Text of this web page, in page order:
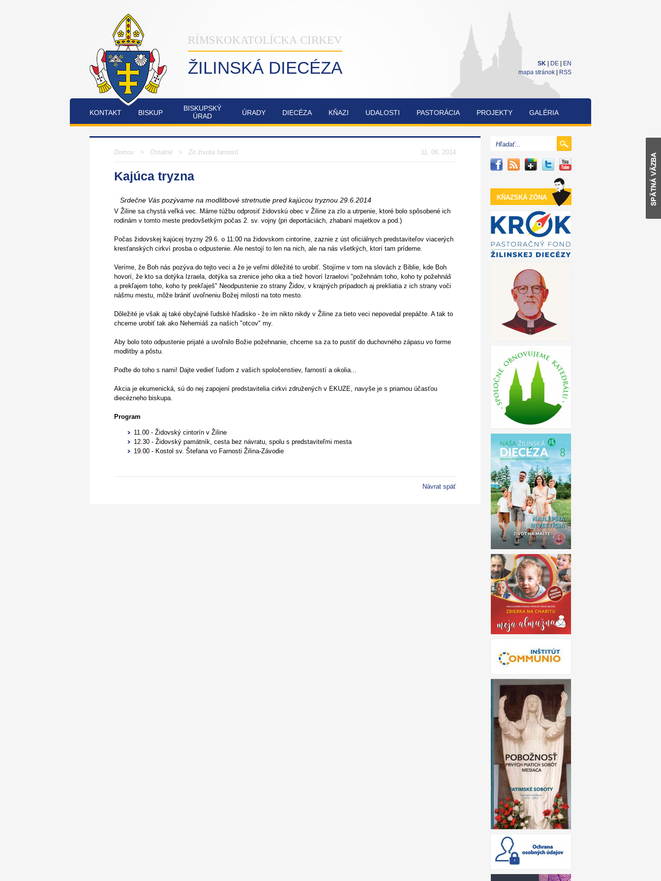
SK DE
EN
mapa stránok
RSS
RÍMSKOKATOLÍCKA CIRKEV
ŽILINSKÁ DIECÉZA
KONTAKT BISKUP
BISKUPSKÝ
ÚRAD
ÚRADY DIECÉZA KŇAZI UDALOSTI PASTORÁCIA PROJEKTY GALÉRIA
INŠTITÚT
NAŠA
OBNOVA
TROJICE
SYNODA
CUKRÁRENSKÁ
SÚŤAŽ
FATIMSKÉ
RAJECKEJ
LESNEJ
JUBILEJNÝ
KŇAZSKÁ ZÓNA
11. 06. 2014
Domov > Ostatné > Zo života farností
Kajúca tryzna
Srdečne Vás pozývame na modlitbové stretnutie pred kajúcou tryznou 29.6.2014
V Žiline sa chystá veľká vec. Máme túžbu odprosiť židovskú obec v Žiline za zlo a utrpenie, ktoré bolo spôsobené ich
rodinám v tomto meste predovšetkým počas 2. sv. vojny (pri deportáciách, zhabaní majetkov a pod.)
Počas židovskej kajúcej tryzny 29.6. o 11:00 na židovskom cintoríne, zaznie z úst oficiálnych predstaviteľov viacerých
kresťanských cirkví prosba o odpustenie. Ale nestojí to len na nich, ale na nás všetkých, ktorí tam prídeme.
Veríme, že Boh nás pozýva do tejto veci a že je veľmi dôležité to urobiť. Stojíme v tom na slovách z Biblie, kde Boh
hovorí, že kto sa dotýka Izraela, dotýka sa zrenice jeho oka a tiež hovorí Izraelovi "požehnám toho, koho ty požehnáš
a prekľajem toho, koho ty prekľaješ" Neodpustenie zo strany Židov, v krajných prípadoch aj prekliatia z ich strany voči
nášmu mestu, môže brániť uvoľneniu Božej milosti na toto mesto.
Dôležité je však aj také obyčajné ľudské hľadisko - že im nikto nikdy v Žiline za tieto veci nepovedal prepáčte. A tak to
chceme urobiť tak ako Nehemiáš za našich "otcov" my.
Aby bolo toto odpustenie prijaté a uvoľnilo Božie požehnanie, chceme sa za to pustiť do duchovného zápasu vo forme
modlitby a pôstu.
Poďte do toho s nami! Dajte vedieť ľuďom z vašich spoločenstiev, farností a okolia...
Akcia je ekumenická, sú do nej zapojení predstavitelia cirkvi združených v EKUZE, navyše je s priamou účasťou
diecézneho biskupa.
Program
11.00 - Židovský cintorín v Žiline
12.30 - Židovský pamätník, cesta bez návratu, spolu s predstaviteľmi mesta
19.00 - Kostol sv. Štefana vo Farnosti Žilina-Závodie
Návrat späť